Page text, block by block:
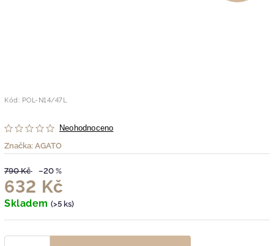
Kód: POL-N14/47L
Neohodnoceno
Značka: AGATO
790 Kč –20 %
632 Kč
Skladem (>5 ks)